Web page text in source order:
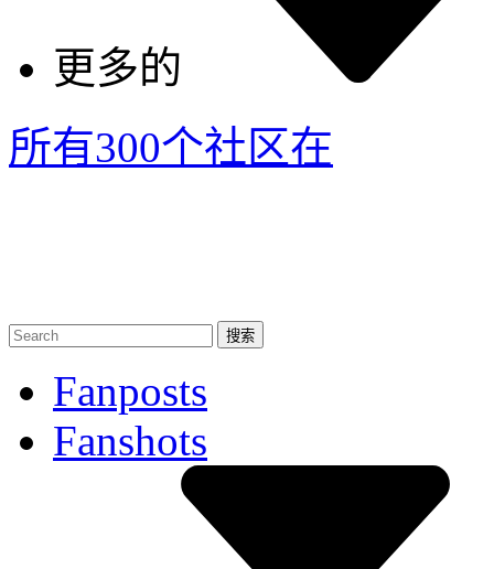
更多的
所有300个社区在
Fanposts
Fanshots